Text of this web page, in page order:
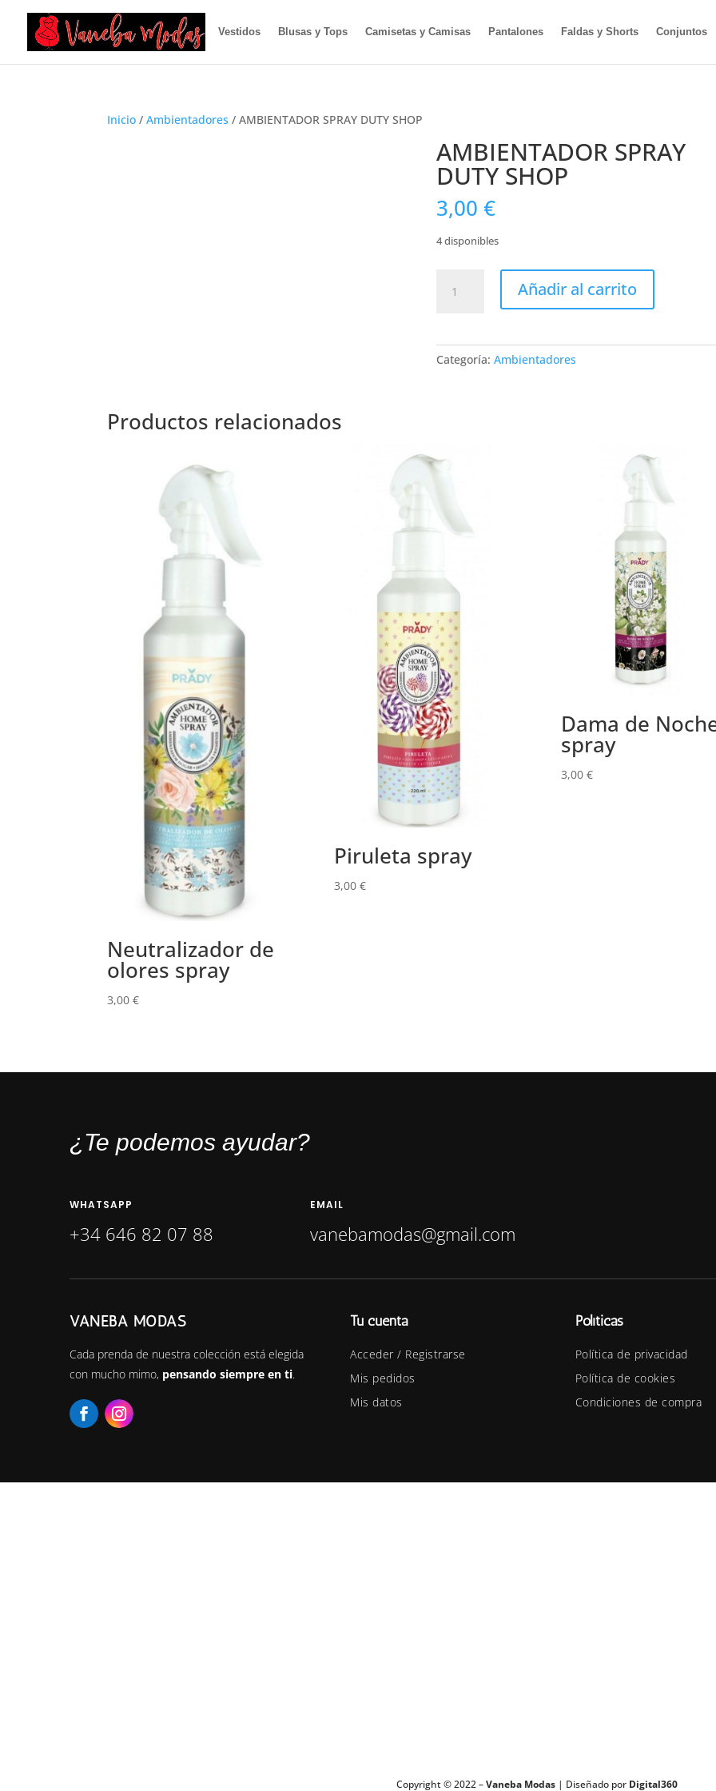
Vestidos Blusas y Tops Camisetas y Camisas Pantalones Faldas y Shorts Conjuntos
Inicio /Ambientadores / AMBIENTADOR SPRAY DUTY SHOP
AMBIENTADOR SPRAY
DUTY SHOP
3,00€
4 disponibles
SPRAY
cantidad
Añadir al carrito
Categoría:Ambientadores
Productos relacionados
Neutralizador de
olores spray
3,00€
Piruleta spray
3,00 €
Dama de
spray
3,00 €
¿Te podemos ayudar?
WHATSAPP
+34 646 82 07 88
EMAIL
vanebamodas@gmail.com
VANEBA MODAS
Cada prenda de nuestra colección está elegida
con mucho mimo, pensando siempre en ti.
Tu cuenta
Acceder / Registrarse
Mis pedidos
Mis datos
Políticas
Política de privacidad
Política de cookies
Condiciones de compra
Copyright © 2022 –Vaneba Modas | Diseñado por Digital360